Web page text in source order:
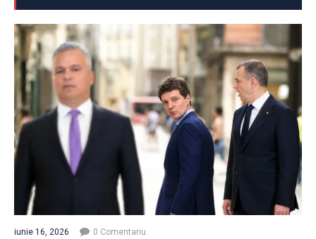
iunie 16, 2026 0 Comentariu